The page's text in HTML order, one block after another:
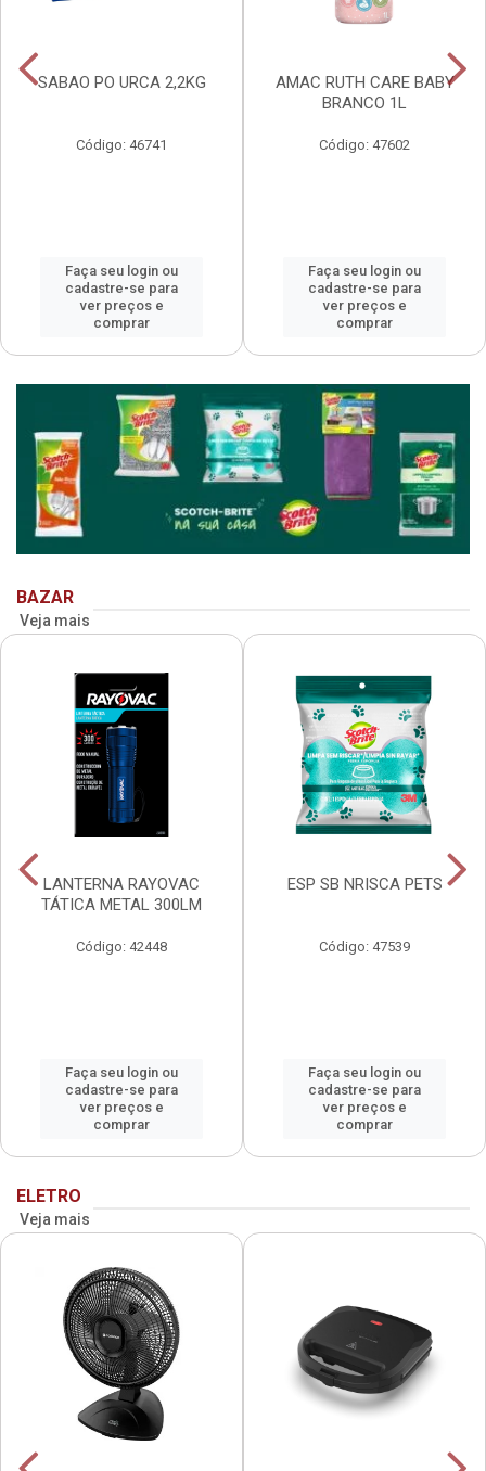
SABAO PO URCA 2,2KG
Código: 46741
Faça seu login ou
cadastre-se para
ver preços e
comprar
AMAC RUTH CARE BABY
BRANCO 1L
Código: 47602
Faça seu login ou
cadastre-se para
ver preços e
comprar
BAZAR
Veja mais
LANTERNA RAYOVAC
TÁTICA METAL 300LM
Código: 42448
Faça seu login ou
cadastre-se para
ver preços e
comprar
ESP SB NRISCA PETS
Código: 47539
Faça seu login ou
cadastre-se para
ver preços e
comprar
ELETRO
Veja mais